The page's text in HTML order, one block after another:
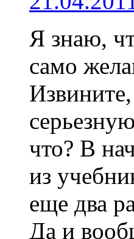
Я знаю,
само
что? В
из
еще два
Да и